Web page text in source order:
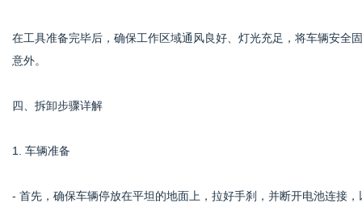
在工具准备完毕后，确保工作区域通风良好、灯光充足，将车辆安全
意外。
四、拆卸步骤详解
1. 车辆准备
- 首先，确保车辆停放在平坦的地面上，拉好手刹，并断开电池连接